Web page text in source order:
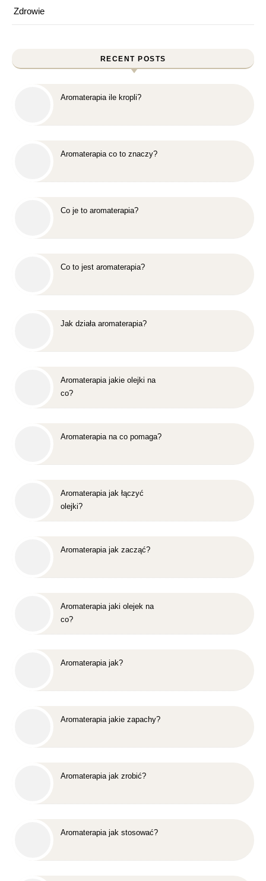
Zdrowie
RECENT POSTS
Aromaterapia ile kropli?
Aromaterapia co to znaczy?
Co je to aromaterapia?
Co to jest aromaterapia?
Jak działa aromaterapia?
Aromaterapia jakie olejki na
co?
Aromaterapia na co pomaga?
Aromaterapia jak łączyć
olejki?
Aromaterapia jak zacząć?
Aromaterapia jaki olejek na
co?
Aromaterapia jak?
Aromaterapia jakie zapachy?
Aromaterapia jak zrobić?
Aromaterapia jak stosować?